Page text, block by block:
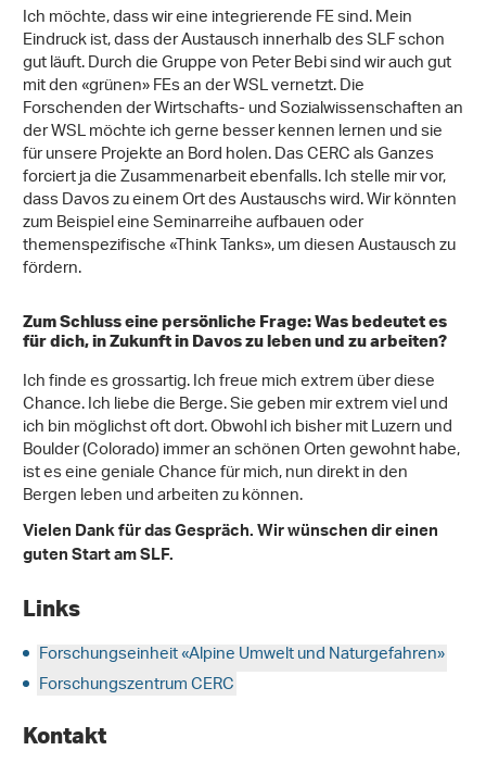
Ich möchte, dass wir eine integrierende FE sind. Mein
Eindruck ist, dass der Austausch innerhalb des SLF schon
gut läuft. Durch die Gruppe von Peter Bebi sind wir auch gut
mit den «grünen» FEs an der WSL vernetzt. Die
Forschenden der Wirtschafts- und Sozialwissenschaften an
der WSL möchte ich gerne besser kennen lernen und sie
für unsere Projekte an Bord holen. Das CERC als Ganzes
forciert ja die Zusammenarbeit ebenfalls. Ich stelle mir vor,
dass Davos zu einem Ort des Austauschs wird. Wir könnten
zum Beispiel eine Seminarreihe aufbauen oder
themenspezifische «Think Tanks», um diesen Austausch zu
fördern.
Zum Schluss eine persönliche Frage: Was bedeutet es
für dich, in Zukunft in Davos zu leben und zu arbeiten?
Ich finde es grossartig. Ich freue mich extrem über diese
Chance. Ich liebe die Berge. Sie geben mir extrem viel und
ich bin möglichst oft dort. Obwohl ich bisher mit Luzern und
Boulder (Colorado) immer an schönen Orten gewohnt habe,
ist es eine geniale Chance für mich, nun direkt in den
Bergen leben und arbeiten zu können.
Vielen Dank für das Gespräch. Wir wünschen dir einen
guten Start am SLF.
Links
Forschungseinheit «Alpine Umwelt und Naturgefahren»
Forschungszentrum CERC
Kontakt